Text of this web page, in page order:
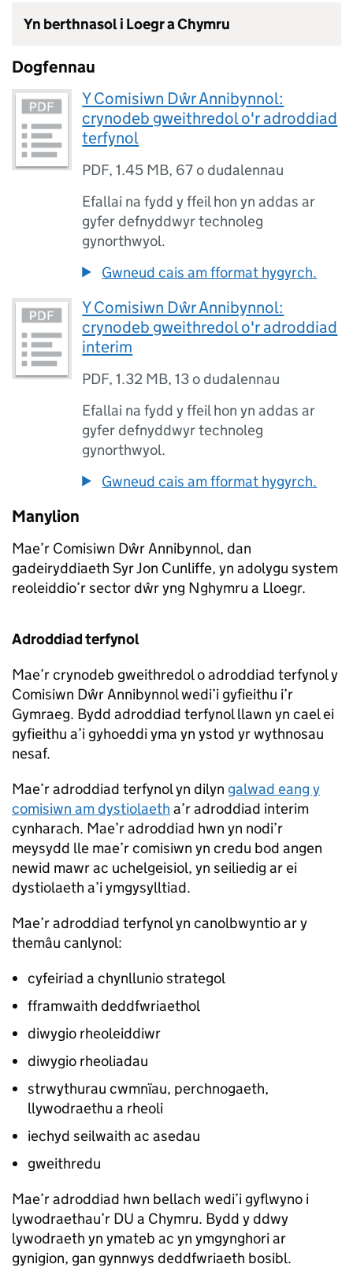
Yn berthnasol i Loegr a Chymru
Dogfennau
Y Comisiwn Dŵr Annibynnol:
crynodeb gweithredol o'r adroddiad
terfynol
PDF,1.45 MB, 67 o dudalennau
Efallai na fydd y ffeil hon yn addas ar
gyfer defnyddwyr technoleg
gynorthwyol.
Gwneud cais am fformat hygyrch.
Y Comisiwn Dŵr Annibynnol:
crynodeb gweithredol o'r adroddiad
interim
PDF,1.32 MB,13 o dudalennau
Efallai na fydd y ffeil hon yn addas ar
gyfer defnyddwyr technoleg
gynorthwyol.
Gwneud cais am fformat hygyrch.
Manylion
Mae’r Comisiwn Dŵr Annibynnol, dan
gadeiryddiaeth Syr Jon Cunliffe, yn adolygu system
reoleiddio’r sector dŵr yng Nghymru a Lloegr.
Adroddiad terfynol
Mae’r crynodeb gweithredol o adroddiad terfynol y
Comisiwn Dŵr Annibynnol wedi’i gyfieithu i’r
Gymraeg. Bydd adroddiad terfynol llawn yn cael ei
gyfieithu a’i gyhoeddi yma yn ystod yr wythnosau
nesaf.
Mae’r adroddiad terfynol yn dilyn galwad eang y
comisiwn am dystiolaeth a’r adroddiad interim
cynharach. Mae’r adroddiad hwn yn nodi’r
meysydd lle mae’r comisiwn yn credu bod angen
newid mawr ac uchelgeisiol, yn seiliedig ar ei
dystiolaeth a’i ymgysylltiad.
Mae’r adroddiad terfynol yn canolbwyntio ar y
themâu canlynol:
cyfeiriad a chynllunio strategol
fframwaith deddfwriaethol
diwygio rheoleiddiwr
diwygio rheoliadau
strwythurau cwmnïau, perchnogaeth,
llywodraethu a rheoli
iechyd seilwaith ac asedau
gweithredu
Mae’r adroddiad hwn bellach wedi’i gyflwyno i
lywodraethau’r DU a Chymru. Bydd y ddwy
lywodraeth yn ymateb ac yn ymgynghori ar
gynigion, gan gynnwys deddfwriaeth bosibl.